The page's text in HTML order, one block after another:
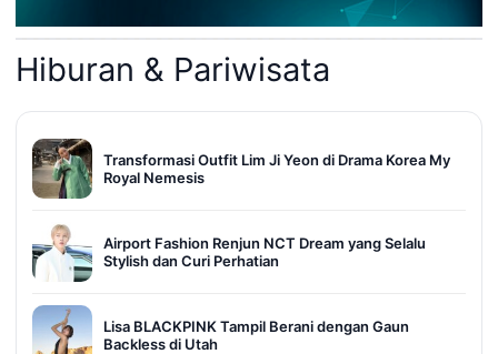
Hiburan & Pariwisata
Transformasi Outfit Lim Ji Yeon di Drama Korea My
Royal Nemesis
Airport Fashion Renjun NCT Dream yang Selalu
Stylish dan Curi Perhatian
Lisa BLACKPINK Tampil Berani dengan Gaun
Backless di Utah